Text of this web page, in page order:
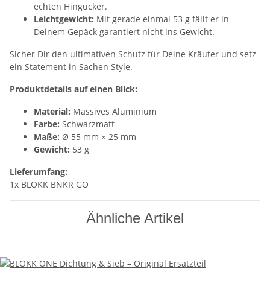
echten Hingucker.
Leichtgewicht: Mit gerade einmal 53 g fällt er in
Deinem Gepäck garantiert nicht ins Gewicht.
Sicher Dir den ultimativen Schutz für Deine Kräuter und setz
ein Statement in Sachen Style.
Produktdetails auf einen Blick:
Material: Massives Aluminium
Farbe: Schwarzmatt
Maße: Ø 55 mm × 25 mm
Gewicht: 53 g
Lieferumfang:
1x BLOKK BNKR GO
Ähnliche Artikel